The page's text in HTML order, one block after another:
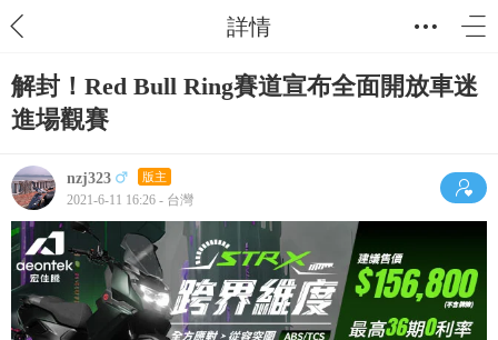
詳情
解封！Red Bull Ring賽道宣布全面開放車迷
進場觀賽
nzj323 版主
2021-6-11 16:26 - 台灣